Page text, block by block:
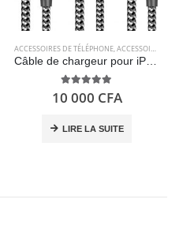
ACCESSOIRES DE TÉLÉPHONE,ACCESSOIRES POUR ORDINATEUR
Câble de chargeur pour iPhone, paquet de 3 [0.5M 1M 2M] – GIANAC
5.00out of 5
10 000 CFA
LIRE LA SUITE